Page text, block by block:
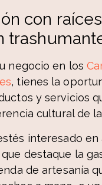
con
negocio en los
, tienes la
y servicios
cultural de la
interesado en
destaque la
de artesanía